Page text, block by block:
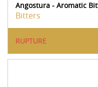
Angostura - Aromatic
Bitters
RUPTURE